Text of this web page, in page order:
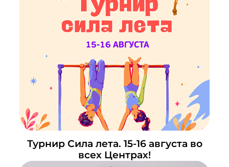
Турнир Сила лета. 15-16 августа во
всех Центрах!